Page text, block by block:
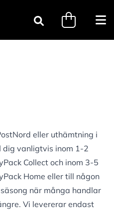
Sök
eller uthämtning i
dig vanligtvis inom 1-2
Collect och inom 3-5
Home eller till någon
när många handlar
Vi levererar endast